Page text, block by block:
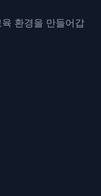
환경을 만들어갑